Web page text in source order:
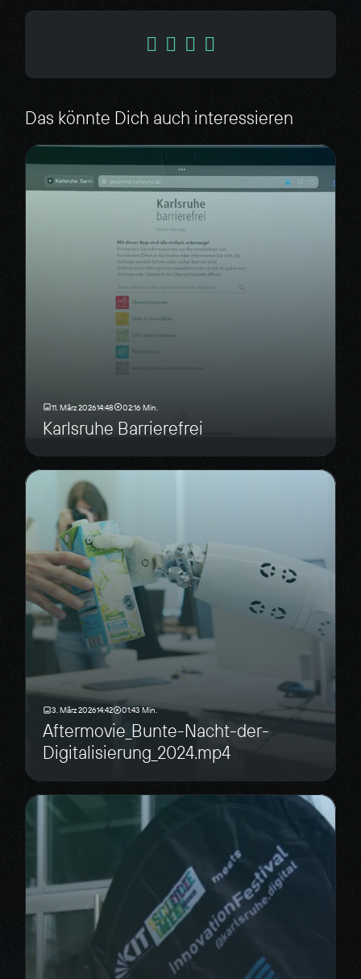
Das könnte Dich auch interessieren
11. März 202614:48 02:16 Min.
Karlsruhe Barrierefrei
3. März 202614:42 01:43 Min.
Aftermovie_Bunte-Nacht-der-
Digitalisierung_2024.mp4